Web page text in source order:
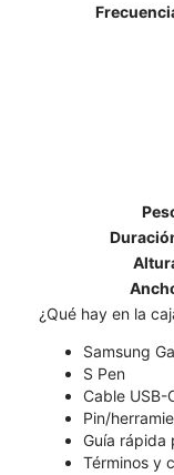
¿Qué hay en la
Samsung
S Pen
Cable USB-
Pin/
Guía rápida
Términos y